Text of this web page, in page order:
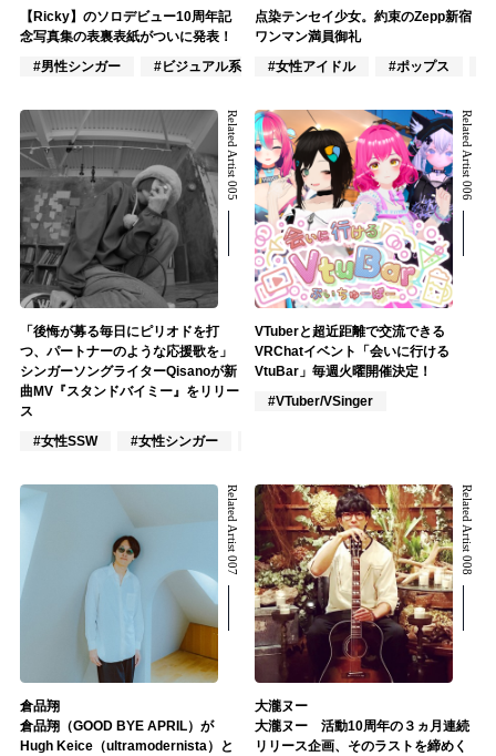
【Ricky】のソロデビュー10周年記
念写真集の表裏表紙がついに発表！
#男性シンガー
#ビジュアル系 #ロック
点染テンセイ少女。約束のZepp新宿
ワンマン満員御礼
#女性アイドル
#ポップス
Related Artist 005
「後悔が募る毎日にピリオドを打
つ、パートナーのような応援歌を」
シンガーソングライターQisanoが新
曲MV『スタンドバイミー』をリリー
ス
#女性SSW
#女性シンガー
Related Artist 006
VTuberと超近距離で交流できる
VRChatイベント「会いに行ける
VtuBar」毎週火曜開催決定！
#VTuber/VSinger
Related Artist 007
倉品翔
倉品翔（GOOD BYE APRIL）が
Hugh Keice（ultramodernista）と
Related Artist 008
大瀧ヌー
大瀧ヌー 活動10周年の３ヵ月連続
リリース企画、そのラストを締めく